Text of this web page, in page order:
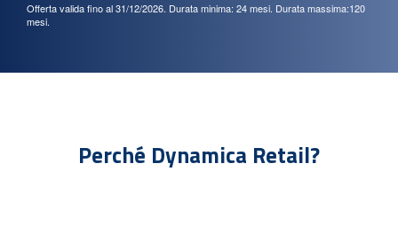
Offerta valida fino al 31/12/2026. Durata minima: 24 mesi. Durata massima:120
mesi.
Perché Dynamica Retail?